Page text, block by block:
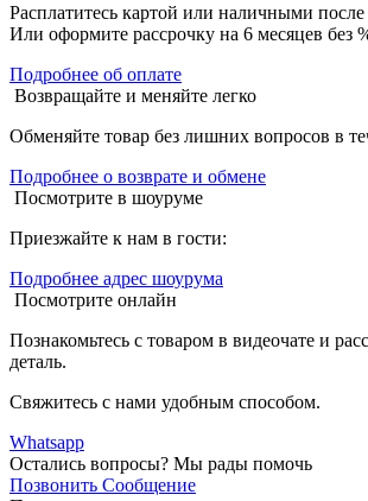
Расплатитесь картой или наличными после
Или оформите рассрочку на 6 месяцев без
Подробнее об оплате
Возвращайте и меняйте легко
Обменяйте товар без лишних вопросов в
Подробнее о возврате и обмене
Посмотрите в шоуруме
Приезжайте к нам в гости:
Подробнее адрес шоурума
Посмотрите онлайн
Познакомьтесь с товаром в видеочате и
деталь.
Свяжитесь с нами удобным способом.
Whatsapp
Остались вопросы? Мы рады помочь
Позвонить Сообщение